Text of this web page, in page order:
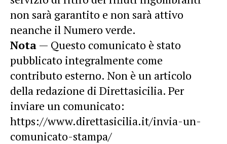
non sarà garantito e non sarà attivo
neanche il Numero verde.
Nota — Questo comunicato è stato
pubblicato integralmente come
contributo esterno. Non è un articolo
della redazione di Direttasicilia. Per
inviare un comunicato:
https://www.direttasicilia.it/invia-un-
comunicato-stampa/